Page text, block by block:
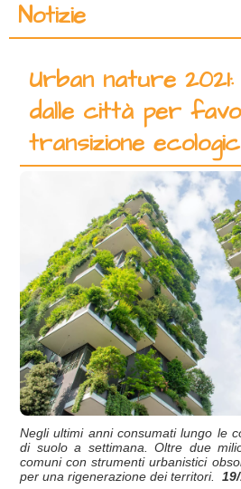
Notizie
Urban nature
dalle città per
transizione
Negli ultimi anni consumati lungo le
di suolo a settimana. Oltre due
comuni con strumenti urbanistici
per una rigenerazione dei territori.